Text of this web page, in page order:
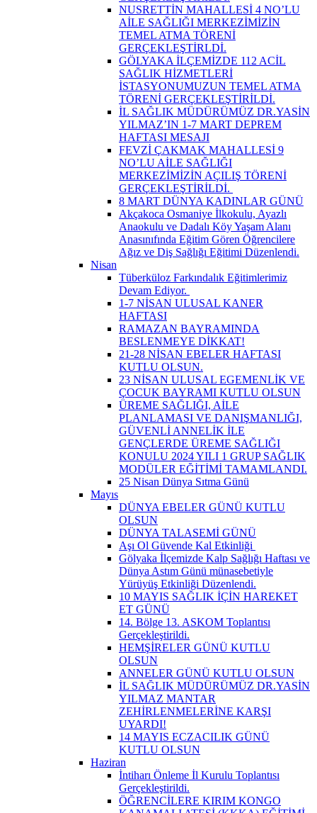
NUSRETTİN MAHALLESİ 4 NO’LU
AİLE SAĞLIĞI MERKEZİMİZİN
TEMEL ATMA TÖRENİ
GERÇEKLEŞTİRLDİ.
GÖLYAKA İLÇEMİZDE 112 ACİL
SAĞLIK HİZMETLERİ
İSTASYONUMUZUN TEMEL ATMA
TÖRENİ GERÇEKLEŞTİRİLDİ.
İL SAĞLIK MÜDÜRÜMÜZ DR.YASİN
YILMAZ’IN 1-7 MART DEPREM
HAFTASI MESAJI
FEVZİ ÇAKMAK MAHALLESİ 9
NO’LU AİLE SAĞLIĞI
MERKEZİMİZİN AÇILIŞ TÖRENİ
GERÇEKLEŞTİRİLDİ. ​
8 MART DÜNYA KADINLAR GÜNÜ
Akçakoca Osmaniye İlkokulu, Ayazlı
Anaokulu ve Dadalı Köy Yaşam Alanı
Anasınıfında Eğitim Gören Öğrencilere
Ağız ve Diş Sağlığı Eğitimi Düzenlendi.
Nisan
Tüberküloz Farkındalık Eğitimlerimiz
Devam Ediyor. ​
1-7 NİSAN ULUSAL KANER
HAFTASI
RAMAZAN BAYRAMINDA
BESLENMEYE DİKKAT!
21-28 NİSAN EBELER HAFTASI
KUTLU OLSUN.
23 NİSAN ULUSAL EGEMENLİK VE
ÇOCUK BAYRAMI KUTLU OLSUN
ÜREME SAĞLIĞI, AİLE
PLANLAMASI VE DANIŞMANLIĞI,
GÜVENLİ ANNELİK İLE
GENÇLERDE ÜREME SAĞLIĞI
KONULU 2024 YILI 1 GRUP SAĞLIK
MODÜLER EĞİTİMİ TAMAMLANDI.
25 Nisan Dünya Sıtma Günü
Mayıs
DÜNYA EBELER GÜNÜ KUTLU
OLSUN
DÜNYA TALASEMİ GÜNÜ
Aşı Ol Güvende Kal Etkinliği ​
Gölyaka İlçemizde Kalp Sağlığı Haftası ve
Dünya Astım Günü münasebetiyle
Yürüyüş Etkinliği Düzenlendi.
10 MAYIS SAĞLIK İÇİN HAREKET
ET GÜNÜ
14. Bölge 13. ASKOM Toplantısı
Gerçekleştirildi.
HEMŞİRELER GÜNÜ KUTLU
OLSUN
ANNELER GÜNÜ KUTLU OLSUN
İL SAĞLIK MÜDÜRÜMÜZ DR.YASİN
YILMAZ MANTAR
ZEHİRLENMELERİNE KARŞI
UYARDI!
14 MAYIS ECZACILIK GÜNÜ
KUTLU OLSUN
Haziran
İntiharı Önleme İl Kurulu Toplantısı
Gerçekleştirildi.
ÖĞRENCİLERE KIRIM KONGO